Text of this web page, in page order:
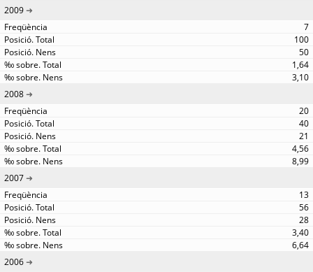
2009
7
100
50
1,64
3,10
2008
20
40
21
4,56
8,99
2007
13
56
28
3,40
6,64
2006